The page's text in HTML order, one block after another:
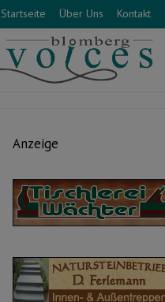
Startseite Über Uns Kontakt
Anzeige